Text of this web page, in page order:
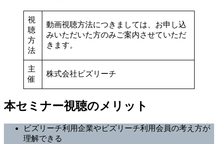
視
聴
方
法
動画視聴方法につきましては、お申し込
みいただいた方のみご案内させていただ
きます。
主
催
株式会社ビズリーチ
本セミナー視聴のメリット
ビズリーチ利用企業やビズリーチ利用会員の考え方が
理解できる